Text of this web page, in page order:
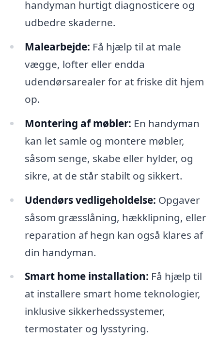
handyman hurtigt diagnosticere og
udbedre skaderne.
Malearbejde: Få hjælp til at male
vægge, lofter eller endda
udendørsarealer for at friske dit hjem
op.
Montering af møbler: En handyman
kan let samle og montere møbler,
såsom senge, skabe eller hylder, og
sikre, at de står stabilt og sikkert.
Udendørs vedligeholdelse: Opgaver
såsom græsslåning, hækklipning, eller
reparation af hegn kan også klares af
din handyman.
Smart home installation: Få hjælp til
at installere smart home teknologier,
inklusive sikkerhedssystemer,
termostater og lysstyring.